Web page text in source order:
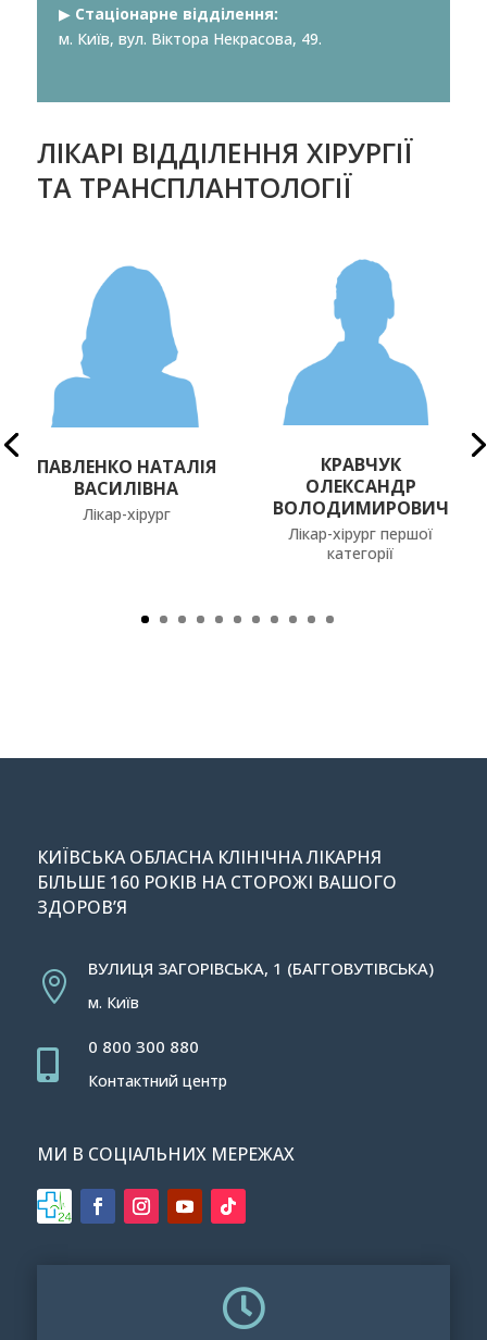
▶︎ Стаціонарне відділення:
м. Київ, вул. Віктора Некрасова, 49.
ЛІКАРІ ВІДДІЛЕННЯ ХІРУРГІЇ
ТА ТРАНСПЛАНТОЛОГІЇ
ПАВЛЕНКО НАТАЛІЯ
ВАСИЛІВНА
Лікар-хірург
КРАВЧУК
ОЛЕКСАНДР
ВОЛОДИМИРОВИЧ
Лікар-хірург першої
категорії
КИЇВСЬКА ОБЛАСНА КЛІНІЧНА ЛІКАРНЯ
БІЛЬШЕ 160 РОКІВ НА СТОРОЖІ ВАШОГО
ЗДОРОВ’Я

ВУЛИЦЯ ЗАГОРІВСЬКА, 1 (БАГГОВУТІВСЬКА)
м. Київ

0 800 300 880
Контактний центр
МИ В СОЦІАЛЬНИХ МЕРЕЖАХ
